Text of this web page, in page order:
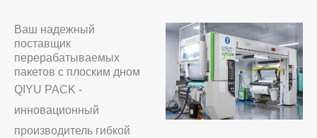
Ваш надежный
поставщик
перерабатываемых
пакетов с плоским дном
QIYU PACK -
инновационный
производитель гибкой